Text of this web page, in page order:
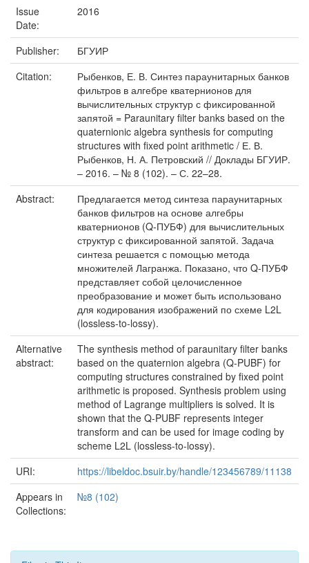
Issue
Date:
2016
Publisher:
БГУИР
Citation:
Рыбенков, Е. В. Синтез параунитарных банков
фильтров в алгебре кватернионов для
вычислительных структур с фиксированной
запятой = Paraunitary filter banks based on the
quaternionic algebra synthesis for computing
structures with fixed point arithmetic / Е. В.
Рыбенков, Н. А. Петровский // Доклады БГУИР.
– 2016. – № 8 (102). – С. 22–28.
Abstract:
Предлагается метод синтеза параунитарных
банков фильтров на основе алгебры
кватернионов (Q-ПУБФ) для вычислительных
структур с фиксированной запятой. Задача
синтеза решается с помощью метода
множителей Лагранжа. Показано, что Q-ПУБФ
представляет собой целочисленное
преобразование и может быть использовано
для кодирования изображений по схеме L2L
(lossless-to-lossy).
Alternative
abstract:
The synthesis method of paraunitary filter banks
based on the quaternion algebra (Q-PUBF) for
computing structures constrained by fixed point
arithmetic is proposed. Synthesis problem using
method of Lagrange multipliers is solved. It is
shown that the Q-PUBF represents integer
transform and can be used for image coding by
scheme L2L (lossless-to-lossy).
URI:
https://libeldoc.bsuir.by/handle/123456789/11138
Appears in
Collections:
№8 (102)